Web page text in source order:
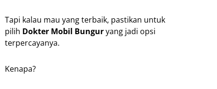
Tapi kalau mau yang terbaik, pastikan untuk
pilih Dokter Mobil Bunguryang jadi opsi
terpercayanya.
Kenapa?